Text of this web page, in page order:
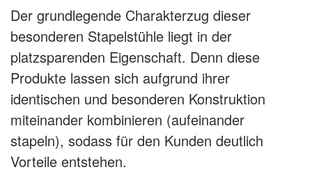
Der grundlegende Charakterzug dieser
besonderen Stapelstühle liegt in der
platzsparenden Eigenschaft. Denn diese
Produkte lassen sich aufgrund ihrer
identischen und besonderen Konstruktion
miteinander kombinieren (aufeinander
stapeln), sodass für den Kunden deutlich
Vorteile entstehen.